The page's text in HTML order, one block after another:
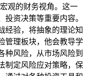
观的财务视角。这一
资决策等重要内容。
经验，将抽象的理论知
管理板块，他会教导学
种风险，从市场风险到
制定风险应对策略，保